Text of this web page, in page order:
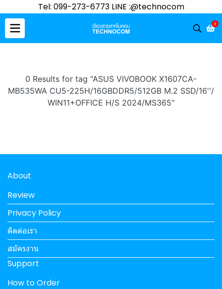
Tel: 099-273-6773 LINE :@technocom
0
0 Results for tag "ASUS VIVOBOOK X1607CA-
MB535WA CU5-225H/16GBDDR5/512GB M.2 SSD/16''/
WIN11+OFFICE H/S 2024/MS365"
About
Review
Privacy Policy
ติดต่อเรา
สมัครงาน
Support
How to Order